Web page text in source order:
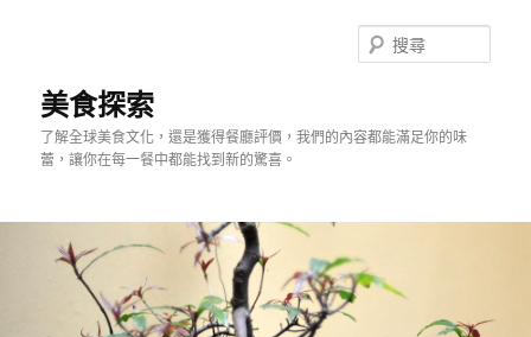
美食探索
了解全球美食文化，還是獲得餐廳評價，我們的內容都能滿足你的味
蕾，讓你在每一餐中都能找到新的驚喜。
尋